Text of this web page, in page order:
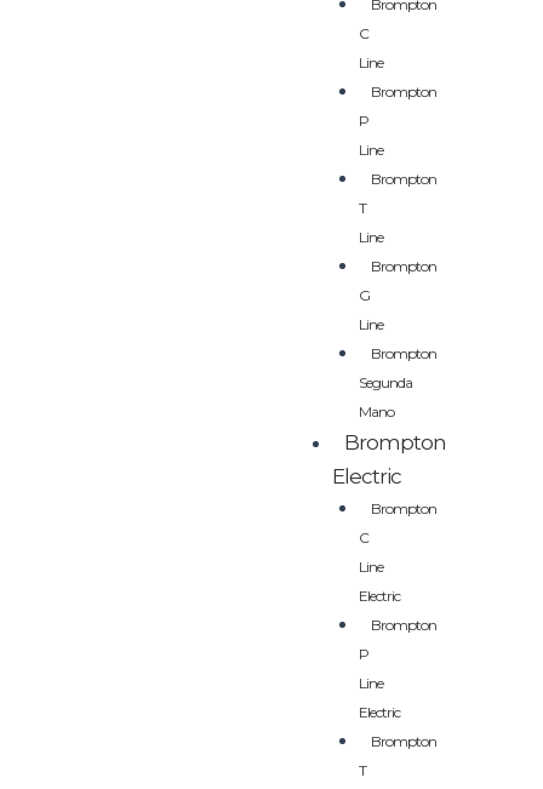
Brompton
C
Line
Brompton
P
Line
Brompton
T
Line
Brompton
G
Line
Brompton
Segunda
Mano
Brompton
Electric
Brompton
C
Line
Electric
Brompton
P
Line
Electric
Brompton
T